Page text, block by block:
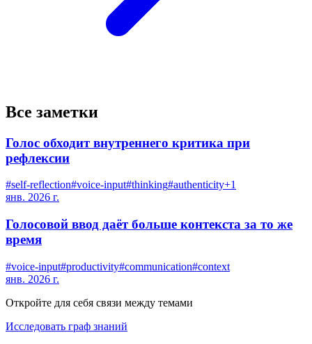
Все заметки
Голос обходит внутреннего критика при
рефлексии
#self-reflection#voice-input#thinking#authenticity+1
янв. 2026 г.
Голосовой ввод даёт больше контекста за то же
время
#voice-input#productivity#communication#context
янв. 2026 г.
Откройте для себя связи между темами
Исследовать граф знаний